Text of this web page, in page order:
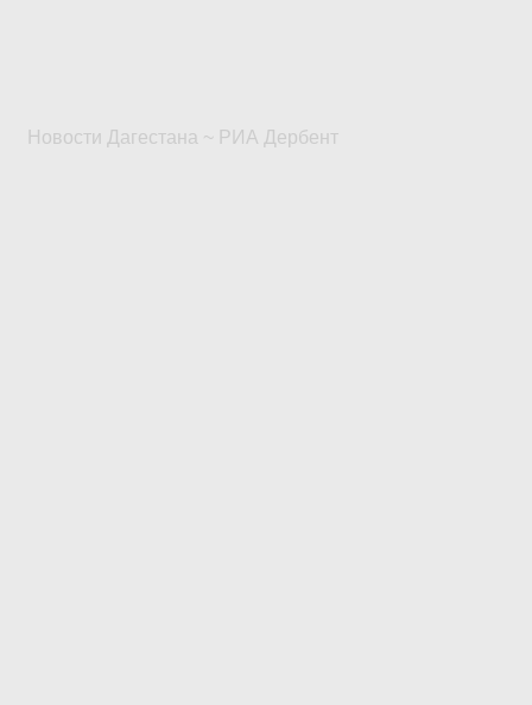
Новости Дагестана ~ РИА Дербент